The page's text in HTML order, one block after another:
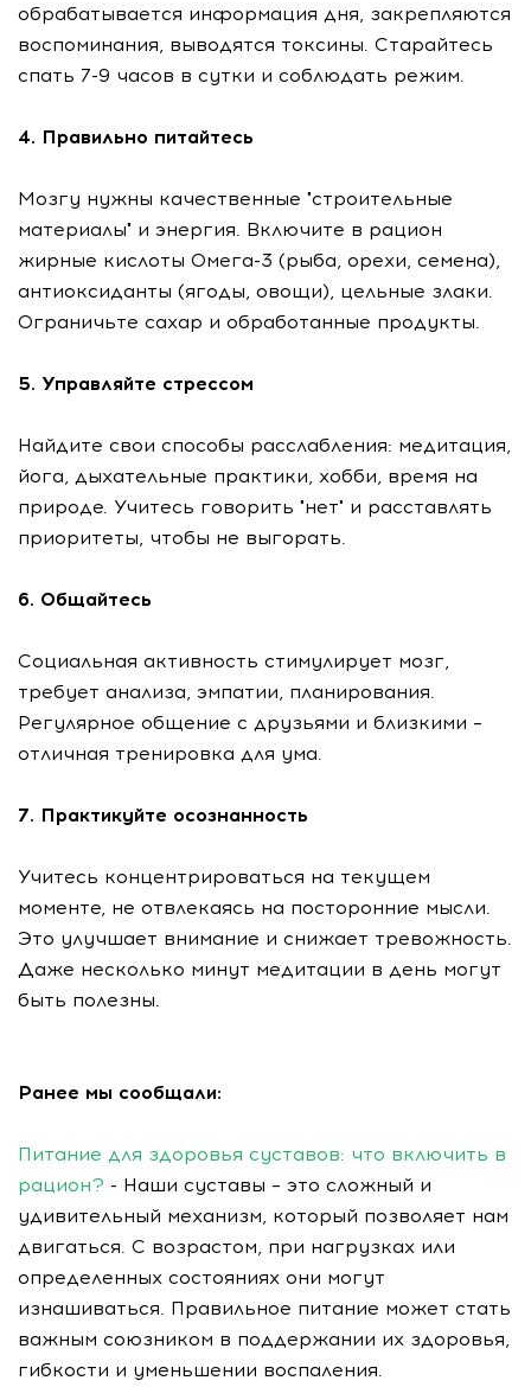
обрабатывается информация дня, закрепляются
воспоминания, выводятся токсины. Старайтесь
спать 7-9 часов в сутки и соблюдать режим.
4. Правильно питайтесь
Мозгу нужны качественные "строительные
материалы" и энергия. Включите в рацион
жирные кислоты Омега-3 (рыба, орехи, семена),
антиоксиданты (ягоды, овощи), цельные злаки.
Ограничьте сахар и обработанные продукты.
5. Управляйте стрессом
Найдите свои способы расслабления: медитация,
йога, дыхательные практики, хобби, время на
природе. Учитесь говорить "нет" и расставлять
приоритеты, чтобы не выгорать.
6. Общайтесь
Социальная активность стимулирует мозг,
требует анализа, эмпатии, планирования.
Регулярное общение с друзьями и близкими –
отличная тренировка для ума.
7. Практикуйте осознанность
Учитесь концентрироваться на текущем
моменте, не отвлекаясь на посторонние мысли.
Это улучшает внимание и снижает тревожность.
Даже несколько минут медитации в день могут
быть полезны.
Ранее мы сообщали:
Питание для здоровья суставов: что включить в
рацион? - Наши суставы – это сложный и
удивительный механизм, который позволяет нам
двигаться. С возрастом, при нагрузках или
определенных состояниях они могут
изнашиваться. Правильное питание может стать
важным союзником в поддержании их здоровья,
гибкости и уменьшении воспаления.